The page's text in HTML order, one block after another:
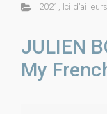
2021 , Ici d'ailleurs
JULIEN
My